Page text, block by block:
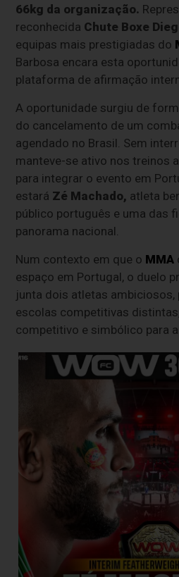
66kg da organização.
reconhecida Chute Boxe
equipas mais prestigiadas do
Barbosa encara esta
plataforma de afirmação
A oportunidade surgiu de
do cancelamento de um
agendado no Brasil. Sem
manteve-se ativo nos treinos
para integrar o evento em
estará Zé Machado, atleta
público português e uma das
panorama nacional.
Num contexto em que o MMA
espaço em Portugal, o duelo
junta dois atletas ambiciosos,
escolas competitivas
competitivo e simbólico para